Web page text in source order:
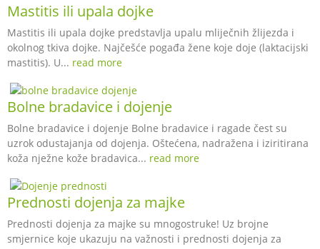
Mastitis ili upala dojke
Mastitis ili upala dojke predstavlja upalu mliječnih žlijezda i
okolnog tkiva dojke. Najčešće pogađa žene koje doje (laktacijski
mastitis). U... read more
Bolne bradavice i dojenje
Bolne bradavice i dojenje Bolne bradavice i ragade čest su
uzrok odustajanja od dojenja. Oštećena, nadražena i iziritirana
koža nježne kože bradavica... read more
Prednosti dojenja za majke
Prednosti dojenja za majke su mnogostruke! Uz brojne
smjernice koje ukazuju na važnosti i prednosti dojenja za